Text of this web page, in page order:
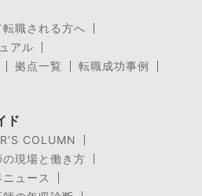
転職される方へ
アル
拠点一覧
転職成功事例
ド
COLUMN
の現場と働き方
ュース